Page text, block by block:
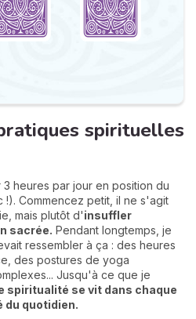
spirituelles
heures par jour en position du
Commencez petit, il ne s'agit
mais plutôt d'insuffler
sacrée. Pendant longtemps, je
ressembler à ça : des heures
des postures de yoga
Jusqu'à ce que je
spiritualité se vit dans chaque
du quotidien.